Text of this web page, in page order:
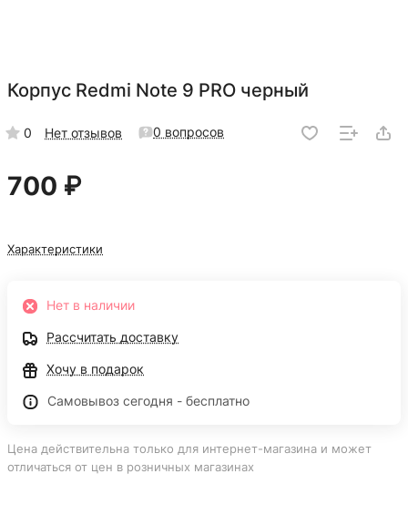
Корпус Redmi Note 9 PRO черный
0 Нет отзывов 0 вопросов
700 ₽
Характеристики
Нет в наличии
Рассчитать доставку
Хочу в подарок
Самовывоз сегодня - бесплатно
Цена действительна только для интернет-магазина и может
отличаться от цен в розничных магазинах